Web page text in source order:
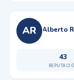
AR Alberto
43